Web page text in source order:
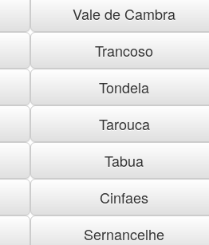
Vale de Cambra
Trancoso
Tondela
Tarouca
Tabua
Cinfaes
Sernancelhe